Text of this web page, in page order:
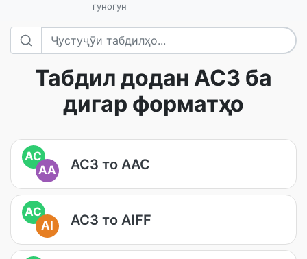
гуногун
Табдил додан AC3 ба
дигар форматҳо
AC
AA
AC3 то AAC
AC
AI
AC3 то AIFF